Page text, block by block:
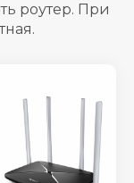
роутер. При